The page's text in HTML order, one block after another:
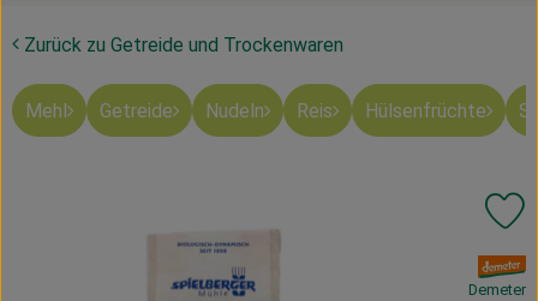
Ökokisten
Mahlitzscher Produkte
Obst & Gemüse
Zurück zu Getreide und Trockenwaren
Mehl Getreide Nudeln Reis Hülsenfrüchte
, Verband:
Demeter